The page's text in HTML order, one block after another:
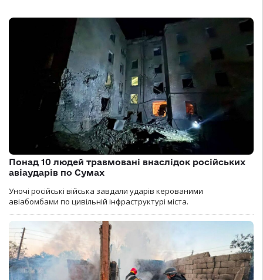
Понад 10 людей травмовані внаслідок російських
авіаударів по Сумах
Уночі російські війська завдали ударів керованими
авіабомбами по цивільній інфраструктурі міста.